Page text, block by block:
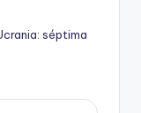
séptima